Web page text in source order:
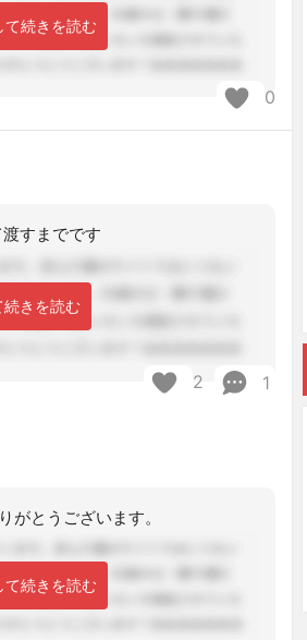
て続きを読む
0
すまでです
きを読む
2 1
がとうございます。
て続きを読む